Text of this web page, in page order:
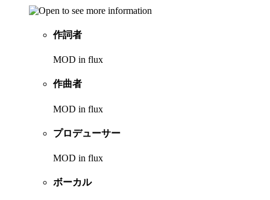
作詞者
MOD in flux
作曲者
MOD in flux
プロデューサー
MOD in flux
ボーカル